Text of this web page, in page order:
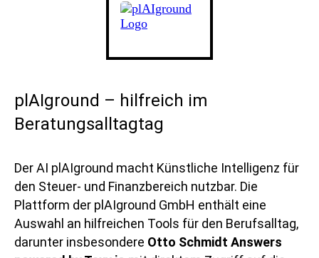
plAIground – hilfreich im
Beratungsalltagtag
Der AI plAIground macht Künstliche Intelligenz für
den Steuer- und Finanzbereich nutzbar. Die
Plattform der plAIground GmbH enthält eine
Auswahl an hilfreichen Tools für den Berufsalltag,
darunter insbesondere Otto Schmidt Answers